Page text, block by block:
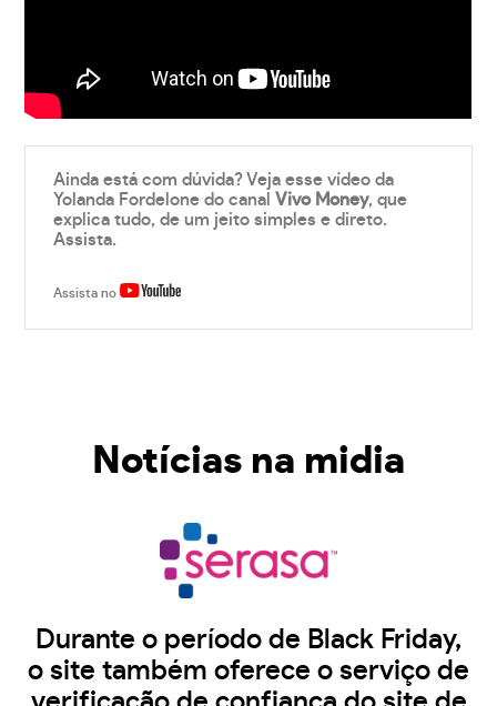
Ainda está com dúvida? Veja esse vídeo da
Yolanda Fordelone do canalVivo Money, que
explica tudo, de um jeito simples e direto.
Assista.
Assista no
Notícias na midia
Durante o período de Black Friday,
o site também oferece o serviço de